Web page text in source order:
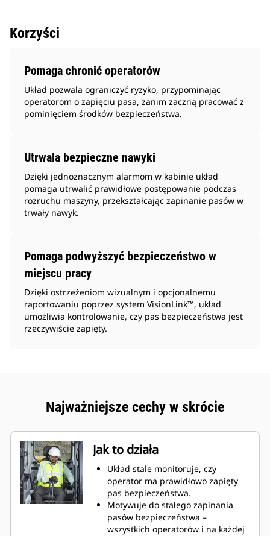
Korzyści
Pomaga chronić operatorów
Układ pozwala ograniczyć ryzyko, przypominając
operatorom o zapięciu pasa, zanim zaczną pracować z
pominięciem środków bezpieczeństwa.
Utrwala bezpieczne nawyki
Dzięki jednoznacznym alarmom w kabinie układ
pomaga utrwalić prawidłowe postępowanie podczas
rozruchu maszyny, przekształcając zapinanie pasów w
trwały nawyk.
Pomaga podwyższyć bezpieczeństwo w
miejscu pracy
Dzięki ostrzeżeniom wizualnym i opcjonalnemu
raportowaniu poprzez system VisionLink™, układ
umożliwia kontrolowanie, czy pas bezpieczeństwa jest
rzeczywiście zapięty.
Najważniejsze cechy w skrócie
Jak to działa
Układ stale monitoruje, czy
operator ma prawidłowo zapięty
pas bezpieczeństwa.
Motywuje do stałego zapinania
pasów bezpieczeństwa –
wszystkich operatorów i na każdej